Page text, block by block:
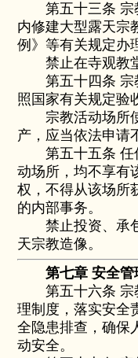
第五十三条 宗
内修建大型露天宗
例》等有关规定办
禁止在寺观教堂
第五十四条 宗
照国家有关规定验
宗教活动场所使
产，应当依法申请
第五十五条 任
动场所，均不享有
权，不得从该场所
的内部事务。
禁止投资、承包
天宗教造像。
第七章 安全管
第五十六条 宗
理制度，落实安全
全隐患排查，确保
动安全。